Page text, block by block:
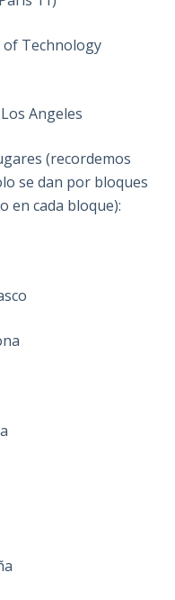
Technology
Angeles
(recordemos
se dan por bloques
en cada bloque):